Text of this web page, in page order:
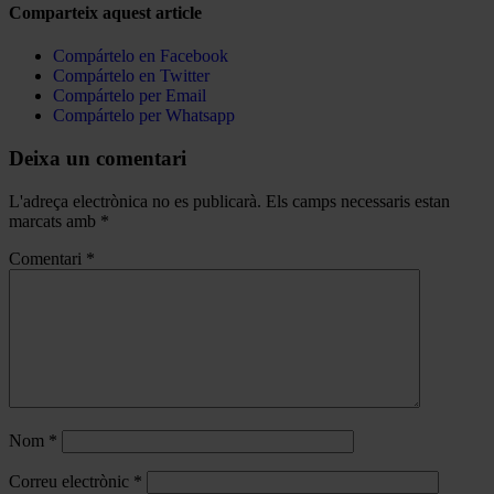
Comparteix aquest article
Compártelo en Facebook
Compártelo en Twitter
Compártelo per Email
Compártelo per Whatsapp
Deixa un comentari
L'adreça electrònica no es publicarà. Els camps necessaris estan
marcats amb *
Comentari *
Nom *
Correu electrònic *